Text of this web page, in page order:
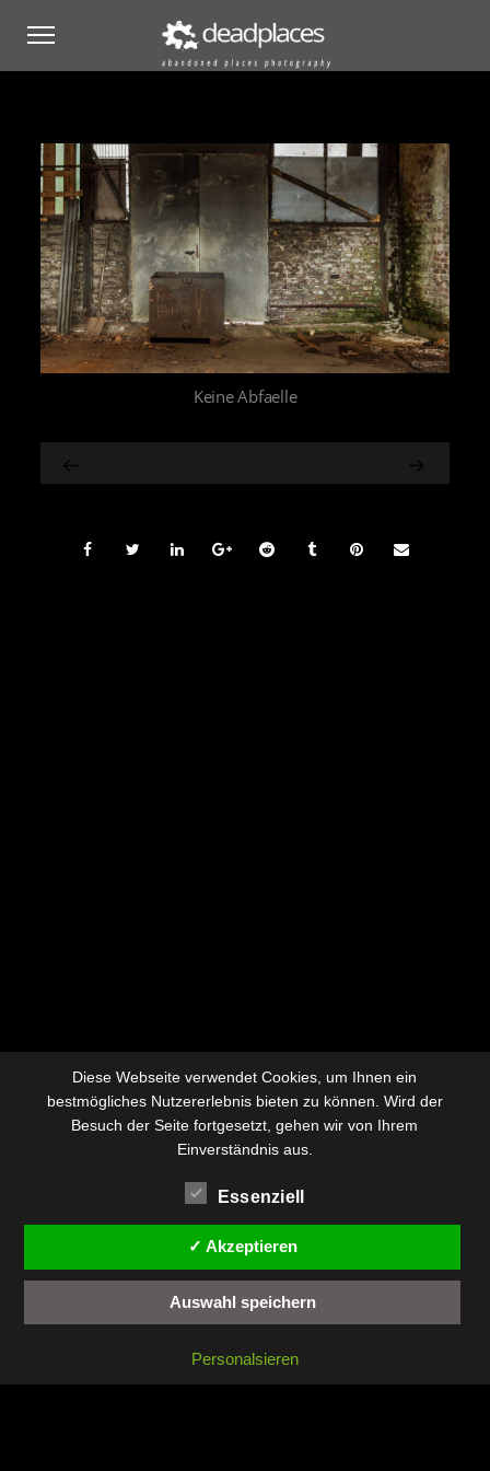
Keine Abfaelle
Diese Webseite verwendet Cookies, um Ihnen ein
bestmögliches Nutzererlebnis bieten zu können. Wird der
Besuch der Seite fortgesetzt, gehen wir von Ihrem
Einverständnis aus.
Essenziell
✓ Akzeptieren
Auswahl speichern
Personalsieren